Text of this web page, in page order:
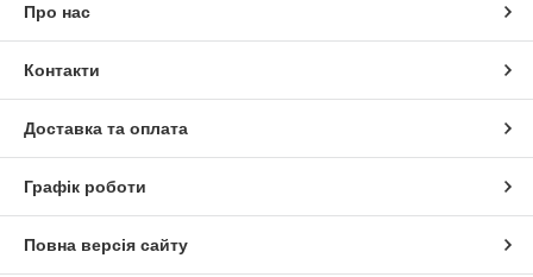
Про нас
Контакти
Доставка та оплата
Графік роботи
Повна версія сайту